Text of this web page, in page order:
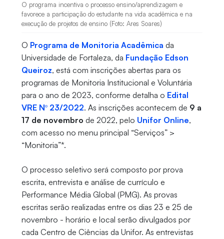
O programa incentiva o processo ensino/aprendizagem e
favorece a participação do estudante na vida acadêmica e na
execução de projetos de ensino (Foto: Ares Soares)
O Programa de Monitoria Acadêmica da
Universidade de Fortaleza, da Fundação Edson
Queiroz, está com inscrições abertas para os
programas de Monitoria Institucional e Voluntária
para o ano de 2023, conforme detalha o Edital
VRE Nº 23/2022. As inscrições acontecem de 9 a
17 de novembro de 2022, pelo Unifor Online,
com acesso no menu principal “Serviços” >
“Monitoria”*.
O processo seletivo será composto por prova
escrita, entrevista e análise de currículo e
Performance Média Global (PMG). As provas
escritas serão realizadas entre os dias 23 e 25 de
novembro - horário e local serão divulgados por
cada Centro de Ciências da Unifor. As entrevistas